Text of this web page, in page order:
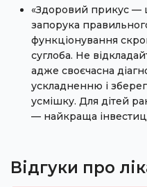
«Здоровий прикус —
запорука
функціонування
суглоба. Не
адже своєчасна
ускладненню і
усмішку. Для дітей
— найкраща
Відгуки про